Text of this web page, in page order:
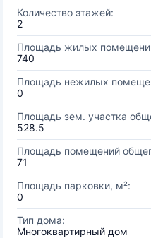
Количество этажей:
2
Площадь жилых
740
Площадь нежилых
0
Площадь зем. участка
528.5
Площадь помещений
71
Площадь парковки, м²:
0
Тип дома:
Многоквартирный дом